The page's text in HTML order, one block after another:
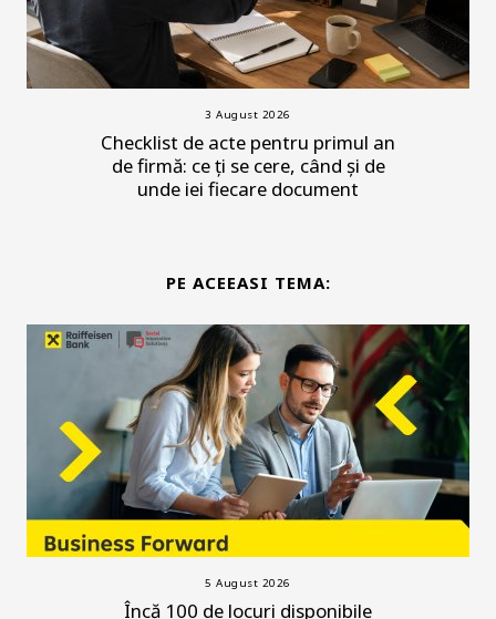
3 August 2026
Checklist de acte pentru primul an
de firmă: ce ți se cere, când și de
unde iei fiecare document
PE ACEEASI TEMA:
5 August 2026
Încă 100 de locuri disponibile